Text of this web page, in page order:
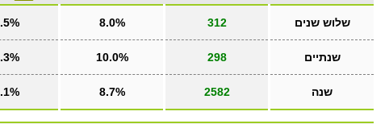
שלוש שנים 312
8.0%
שנתיים 298
10.0%
שנה 2582
8.7%